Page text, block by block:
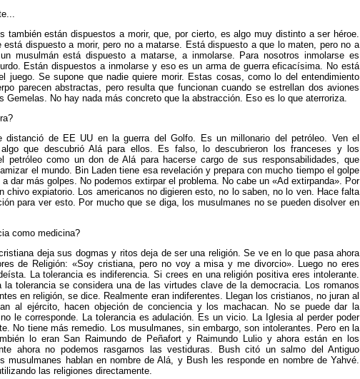
también están dispuestos a morir, que, por cierto, es algo muy distinto a ser héroe.
está dispuesto a morir, pero no a matarse. Está dispuesto a que lo maten, pero no a
musulmán está dispuesto a matarse, a inmolarse. Para nosotros inmolarse es
Están dispuestos a inmolarse y eso es un arma de guerra eficacísima. No está
juego. Se supone que nadie quiere morir. Estas cosas, como lo del entendimiento
parecen abstractas, pero resulta que funcionan cuando se estrellan dos aviones
Gemelas. No hay nada más concreto que la abstracción. Eso es lo que aterroriza.
de EE UU en la guerra del Golfo. Es un millonario del petróleo. Ven el
que descubrió Alá para ellos. Es falso, lo descubrieron los franceses y los
petróleo como un don de Alá para hacerse cargo de sus responsabilidades, que
el mundo. Bin Laden tiene esa revelación y prepara con mucho tiempo el golpe
dar más golpes. No podemos extirpar el problema. No cabe un «Ad extirpanda». Por
chivo expiatorio. Los americanos no digieren esto, no lo saben, no lo ven. Hace falta
para ver esto. Por mucho que se diga, los musulmanes no se pueden disolver en
como medicina?
deja sus dogmas y ritos deja de ser una religión. Se ve en lo que pasa ahora
de Religión: «Soy cristiana, pero no voy a misa y me divorcio». Luego no eres
La tolerancia es indiferencia. Si crees en una religión positiva eres intolerante.
la tolerancia se considera una de las virtudes clave de la democracia. Los romanos
en religión, se dice. Realmente eran indiferentes. Llegan los cristianos, no juran al
al ejército, hacen objeción de conciencia y los machacan. No se puede dar la
le corresponde. La tolerancia es adulación. Es un vicio. La Iglesia al perder poder
No tiene más remedio. Los musulmanes, sin embargo, son intolerantes. Pero en la
lo eran San Raimundo de Peñafort y Raimundo Lulio y ahora están en los
ahora no podemos rasgarnos las vestiduras. Bush citó un salmo del Antiguo
musulmanes hablan en nombre de Alá, y Bush les responde en nombre de Yahvé.
las religiones directamente.